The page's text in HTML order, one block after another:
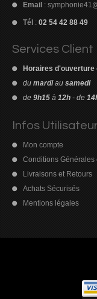
Email :
Tél : 02 54 42 88 49
Services Client
Horaires d'ouverture
du mardiau samedi
de 9h15 à 12h - de
en toute simplicité, sans
évaluations détaillées,
tarder.
Infos
Mon compte
Conditions Générales
Livraisons et Retours
Achats Sécurisés
Mentions légales